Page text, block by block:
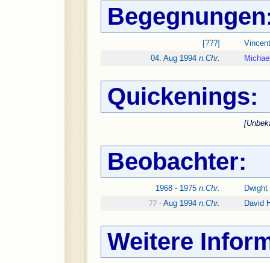
[???]
04. Aug 1994 n.Chr.
Quickenings:
Beobachter:
1968 - 1975 n.Chr.
?? - Aug 1994 n.Chr. David
Weitere